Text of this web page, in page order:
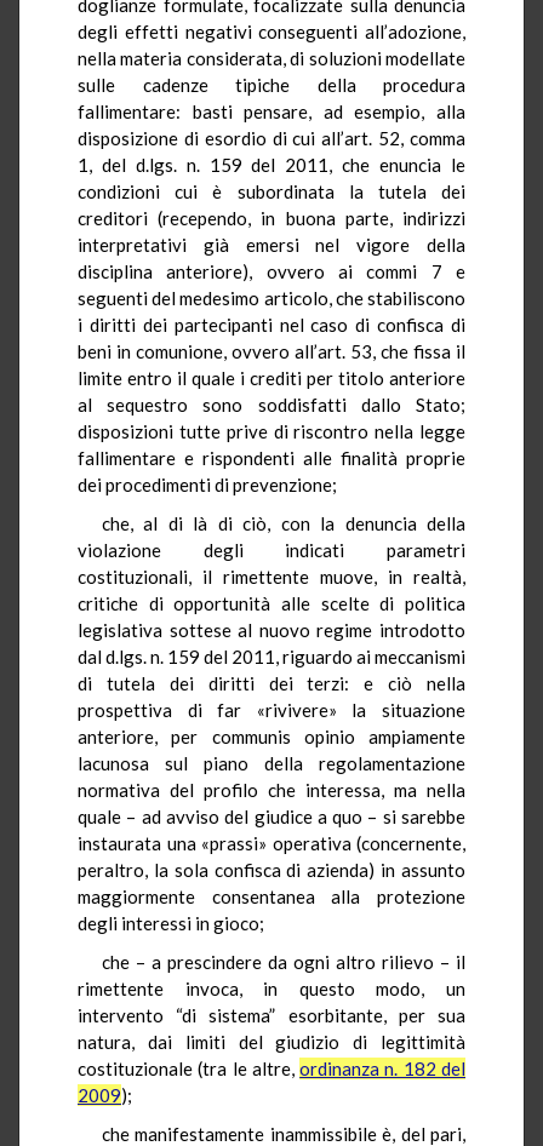
doglianze formulate, focalizzate sulla denuncia
degli effetti negativi conseguenti all’adozione,
nella materia considerata, di soluzioni modellate
sulle cadenze tipiche della procedura
fallimentare: basti pensare, ad esempio, alla
disposizione di esordio di cui all’art. 52, comma
1, del d.lgs. n. 159 del 2011, che enuncia le
condizioni cui è subordinata la tutela dei
creditori (recependo, in buona parte, indirizzi
interpretativi già emersi nel vigore della
disciplina anteriore), ovvero ai commi 7 e
seguenti del medesimo articolo, che stabiliscono
i diritti dei partecipanti nel caso di confisca di
beni in comunione, ovvero all’art. 53, che fissa il
limite entro il quale i crediti per titolo anteriore
al sequestro sono soddisfatti dallo Stato;
disposizioni tutte prive di riscontro nella legge
fallimentare e rispondenti alle finalità proprie
dei procedimenti di prevenzione;
che, al di là di ciò, con la denuncia della
violazione degli indicati parametri
costituzionali, il rimettente muove, in realtà,
critiche di opportunità alle scelte di politica
legislativa sottese al nuovo regime introdotto
dal d.lgs. n. 159 del 2011, riguardo ai meccanismi
di tutela dei diritti dei terzi: e ciò nella
prospettiva di far «rivivere» la situazione
anteriore, per communis opinio ampiamente
lacunosa sul piano della regolamentazione
normativa del profilo che interessa, ma nella
quale – ad avviso del giudice a quo – si sarebbe
instaurata una «prassi» operativa (concernente,
peraltro, la sola confisca di azienda) in assunto
maggiormente consentanea alla protezione
degli interessi in gioco;
che – a prescindere da ogni altro rilievo – il
rimettente invoca, in questo modo, un
intervento “di sistema” esorbitante, per sua
natura, dai limiti del giudizio di legittimità
costituzionale (tra le altre,ordinanza n. 182 del
2009);
che manifestamente inammissibile è, del pari,